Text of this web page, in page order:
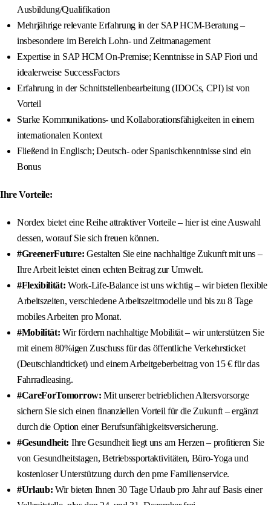
Ausbildung/Qualifikation
Mehrjährige relevante Erfahrung in der SAP HCM-Beratung –
insbesondere im Bereich Lohn- und Zeitmanagement
Expertise in SAP HCM On-Premise; Kenntnisse in SAP Fiori und
idealerweise SuccessFactors
Erfahrung in der Schnittstellenbearbeitung (IDOCs, CPI) ist von
Vorteil
Starke Kommunikations- und Kollaborationsfähigkeiten in einem
internationalen Kontext
Fließend in Englisch; Deutsch- oder Spanischkenntnisse sind ein
Bonus
Ihre Vorteile:
Nordex bietet eine Reihe attraktiver Vorteile – hier ist eine Auswahl
dessen, worauf Sie sich freuen können.
#GreenerFuture: Gestalten Sie eine nachhaltige Zukunft mit uns –
Ihre Arbeit leistet einen echten Beitrag zur Umwelt.
#Flexibilität: Work-Life-Balance ist uns wichtig – wir bieten flexible
Arbeitszeiten, verschiedene Arbeitszeitmodelle und bis zu 8 Tage
mobiles Arbeiten pro Monat.
#Mobilität: Wir fördern nachhaltige Mobilität – wir unterstützen Sie
mit einem 80%igen Zuschuss für das öffentliche Verkehrsticket
(Deutschlandticket) und einem Arbeitgeberbeitrag von 15 € für das
Fahrradleasing.
#CareForTomorrow: Mit unserer betrieblichen Altersvorsorge
sichern Sie sich einen finanziellen Vorteil für die Zukunft – ergänzt
durch die Option einer Berufsunfähigkeitsversicherung.
#Gesundheit: Ihre Gesundheit liegt uns am Herzen – profitieren Sie
von Gesundheitstagen, Betriebssportaktivitäten, Büro-Yoga und
kostenloser Unterstützung durch den pme Familienservice.
#Urlaub: Wir bieten Ihnen 30 Tage Urlaub pro Jahr auf Basis einer